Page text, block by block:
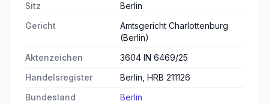
Sitz
Berlin
Gericht
Amtsgericht Charlottenburg
(Berlin)
Aktenzeichen
3604 IN 6469/25
Handelsregister
Berlin, HRB 211126
Bundesland
Berlin